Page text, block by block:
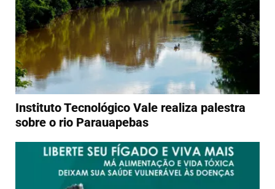
Instituto Tecnológico Vale realiza palestra
sobre o rio Parauapebas